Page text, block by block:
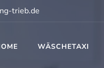
trieb.de
WÄSCHETAXI